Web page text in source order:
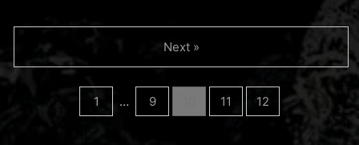
1 … 9 11 12
Next »